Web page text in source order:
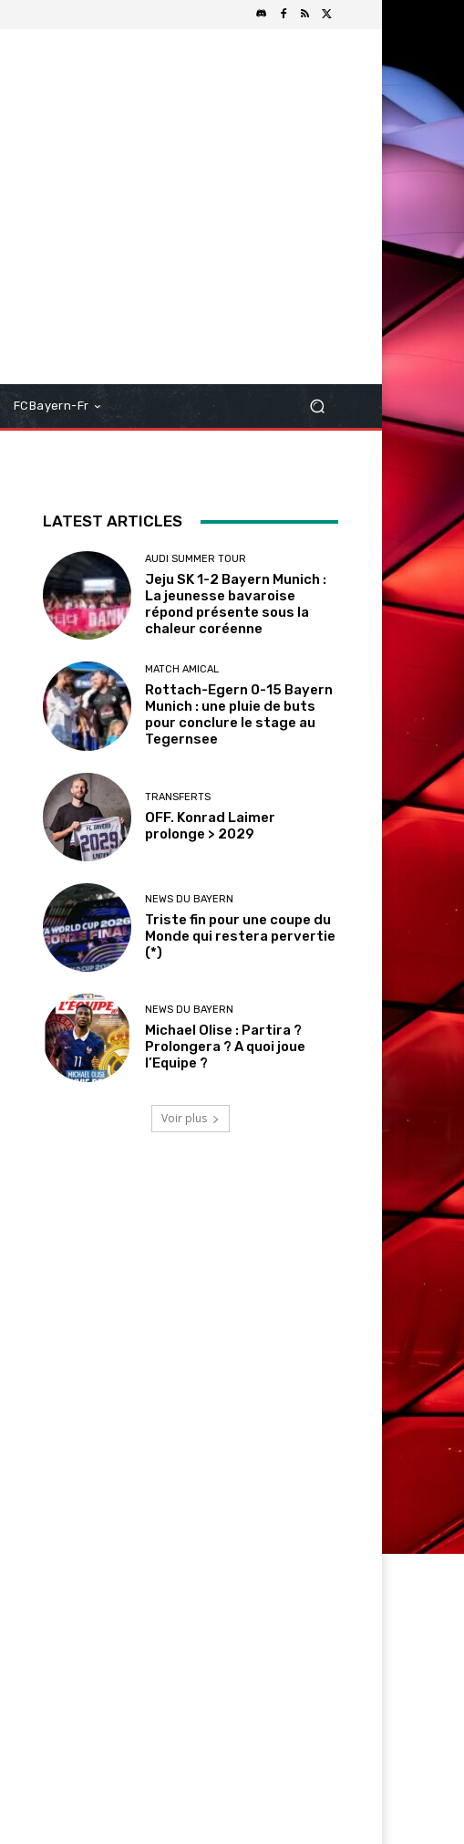
FCBayern-Fr
LATEST ARTICLES
AUDI SUMMER TOUR
Jeju SK 1-2 Bayern Munich :
La jeunesse bavaroise
répond présente sous la
chaleur coréenne
MATCH AMICAL
Rottach-Egern 0-15 Bayern
Munich : une pluie de buts
pour conclure le stage au
Tegernsee
TRANSFERTS
OFF. Konrad Laimer
prolonge > 2029
NEWS DU BAYERN
Triste fin pour une coupe du
Monde qui restera pervertie
(*)
NEWS DU BAYERN
Michael Olise : Partira ?
Prolongera ? A quoi joue
l’Equipe ?
Voir plus